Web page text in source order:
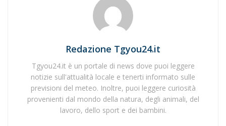
Redazione Tgyou24.it
Tgyou24.it è un portale di news dove puoi leggere
notizie sull'attualità locale e tenerti informato sulle
previsioni del meteo. Inoltre, puoi leggere curiosità
provenienti dal mondo della natura, degli animali, del
lavoro, dello sport e dei bambini.